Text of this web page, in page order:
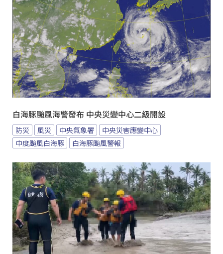
白海豚颱風海警發布 中央災變中心二級開設
防災 風災 中央氣象署
中央災害應變中心
中度颱風白海豚
白海豚颱風警報